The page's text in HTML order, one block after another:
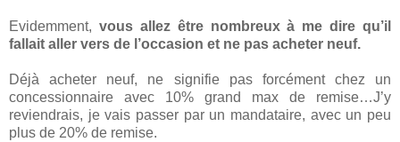
Evidemment, vous allez être nombreux à me dire qu’il
fallait aller vers de l’occasion et ne pas acheter neuf.
Déjà acheter neuf, ne signifie pas forcément chez un
concessionnaire avec 10% grand max de remise…J’y
reviendrais, je vais passer par un mandataire, avec un peu
plus de 20% de remise.